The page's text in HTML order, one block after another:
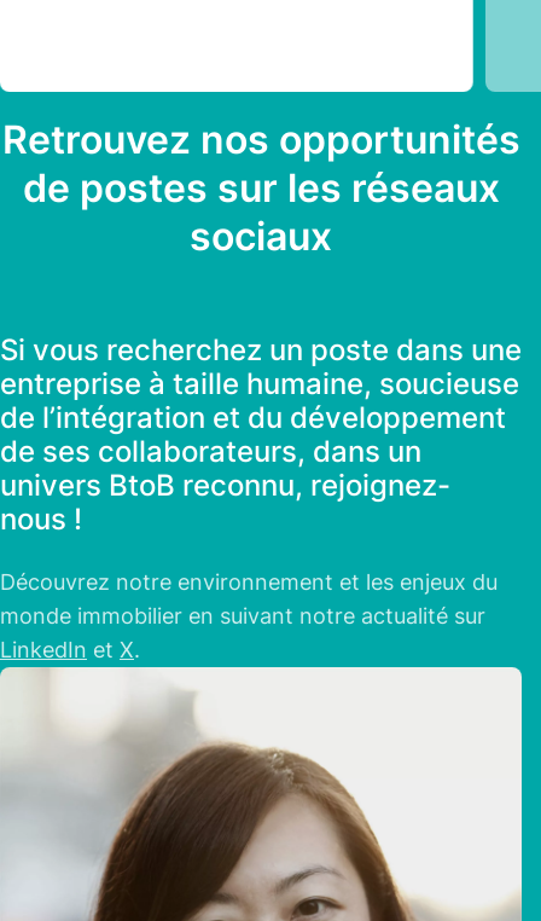
Retrouvez nos opportunités
de postes sur les réseaux
sociaux
Si vous recherchez un poste dans une
entreprise à taille humaine, soucieuse
de l’intégration et du développement
de ses collaborateurs, dans un
univers BtoB reconnu, rejoignez-
nous !
Découvrez notre environnement et les enjeux du
monde immobilier en suivant notre actualité sur
LinkedIn et X.